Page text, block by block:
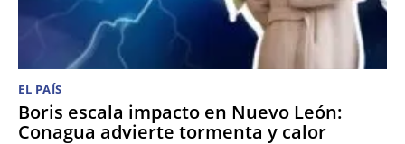
EL PAÍS
Boris escala impacto en Nuevo León:
Conagua advierte tormenta y calor